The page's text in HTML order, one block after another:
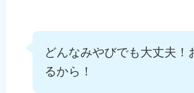
どんなみやびでも大丈夫！
るから！